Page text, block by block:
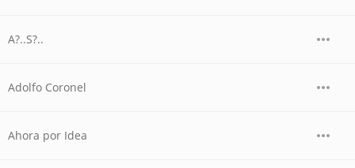
A?..S?..
Adolfo Coronel
Ahora por Idea